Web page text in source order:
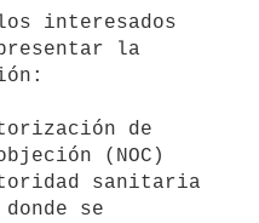
la
de
(NOC)
se